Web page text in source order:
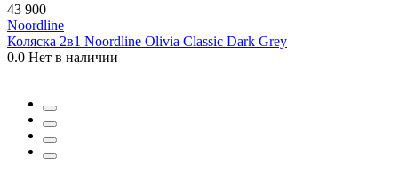
43 900
Noordline
Коляска 2в1 Noordline Olivia Classic Dark Grey
0.0 Нет в наличии